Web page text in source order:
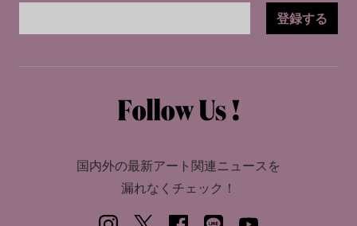
登録する
国内外の最新アート関連ニュースを
漏れなくチェック！